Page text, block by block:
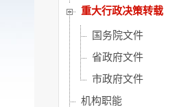
重大行政决策转载
国务院文件
省政府文件
市政府文件
机构职能